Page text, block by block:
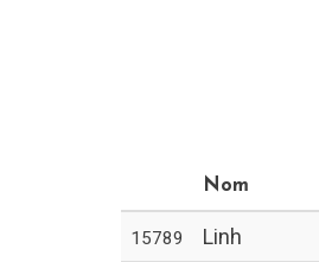
Nom
15789 Linh